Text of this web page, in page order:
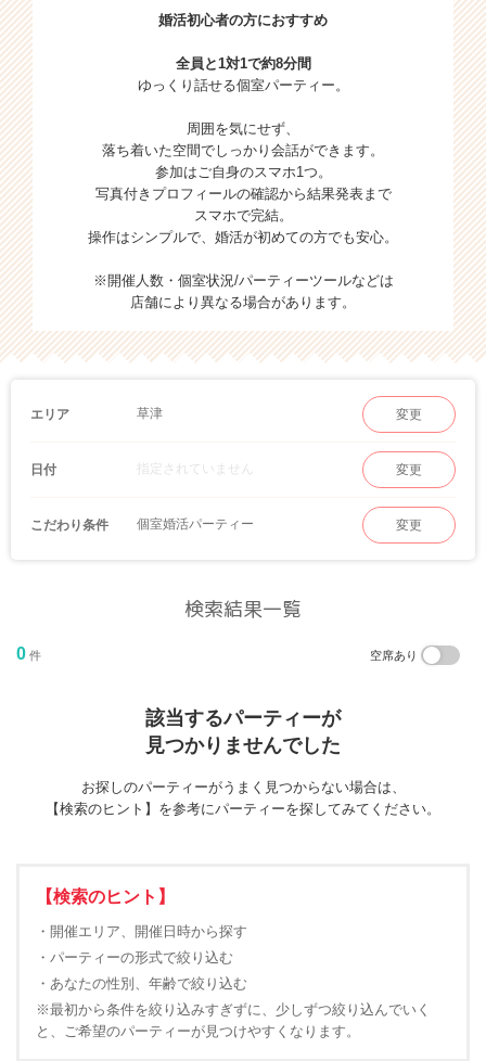
婚活初心者の方におすすめ
全員と1対1で約8分間
ゆっくり話せる個室パーティー。
周囲を気にせず、
落ち着いた空間でしっかり会話ができます。
参加はご自身のスマホ1つ。
写真付きプロフィールの確認から結果発表まで
スマホで完結。
操作はシンプルで、婚活が初めての方でも安心。
※開催人数・個室状況/パーティーツールなどは
店舗により異なる場合があります。
エリア 草津 変更
日付 指定されていません 変更
こだわり条件 個室婚活パーティー 変更
検索結果一覧
0 件 空席あり
該当するパーティーが
見つかりませんでした
お探しのパーティーがうまく見つからない場合は、
【検索のヒント】を参考にパーティーを探してみてください。
【検索のヒント】
・開催エリア、開催日時から探す
・パーティーの形式で絞り込む
・あなたの性別、年齢で絞り込む
※最初から条件を絞り込みすぎずに、少しずつ絞り込んでいく
と、ご希望のパーティーが見つけやすくなります。